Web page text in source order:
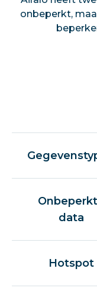
onbeperkt,
data
Hotspot